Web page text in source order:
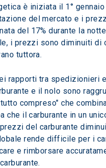
è iniziata il 1°
del mercato e i
del 17% durante la
i prezzi sono diminuiti di
tuttora.
rapporti tra spedizionieri
e il nolo sono
compreso" che
che il carburante in un
del carburante
rende difficile per i
e rimborsare